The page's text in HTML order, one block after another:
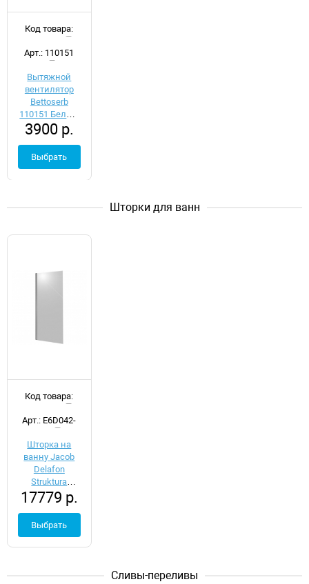
Код товара:
Арт.: 110151
Вытяжной
вентилятор
Bettoserb
110151 Белый
с обратным
клапаном
3900 р.
Выбрать
Шторки для ванн
Код товара:
Арт.: E6D042-
Шторка на
ванну Jacob
Delafon
Struktura
80x140
E6D042-GA
17779 р.
Выбрать
Сливы-переливы